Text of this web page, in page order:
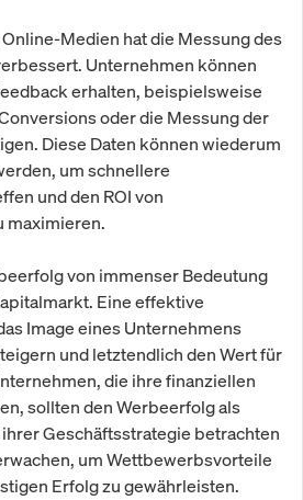
Medien hat die Messung des
Unternehmen können
erhalten, beispielsweise
oder die Messung der
Diese Daten können wiederum
um schnellere
und den ROI von
maximieren.
von immenser Bedeutung
Eine effektive
Image eines Unternehmens
und letztendlich den Wert für
die ihre finanziellen
sollten den Werbeerfolg als
Geschäftsstrategie betrachten
um Wettbewerbsvorteile
Erfolg zu gewährleisten.